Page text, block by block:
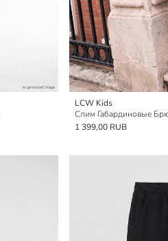
LCW Kids
Слим Габардиновые
1 399,00 RUB